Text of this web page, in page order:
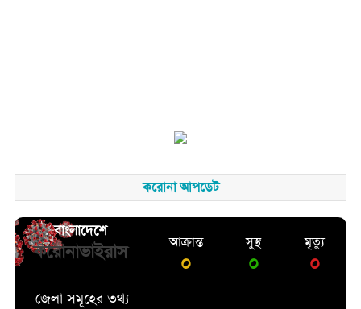
করোনা আপডেট
বাংলাদেশে
করোনাভাইরাস আক্রান্ত
০
সুস্থ
০
মৃত্যু
০
জেলা সমূহের তথ্য